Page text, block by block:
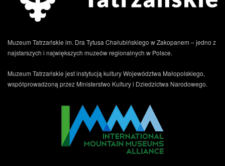
Muzeum Tatrzańskie im. Dra Tytusa Chałubińskiego w Zakopanem – jedno z
najstarszych i największych muzeów regionalnych w Polsce.
Muzeum Tatrzańskie jest instytucją kultury Województwa Małopolskiego,
współprowadzoną przez Ministerstwo Kultury i Dziedzictwa Narodowego.